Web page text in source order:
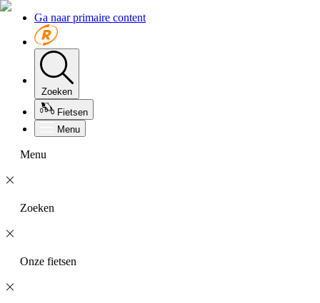
Ga naar primaire content
Zoeken
Fietsen
Menu
Menu
Zoeken
Onze fietsen